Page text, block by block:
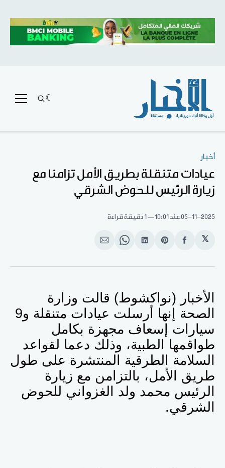
أخبار
عيادات متنقلة بطريق الأمل تزامنا مع
زيارة الرئيس للحوض الشرقي
05-11-2025عند 10:01 1 دقيقة قراءة
𝕏
انشر
الفيسبوك
Share
Pinterest
انشر
لينكد
Share
WhatsApp
انشر
الإيميل
الأخبار (نواكشوط) قالت وزارة
الصحة إنها أرسلت عيادات متنقلة
و9
سيارات إسعاف مجهزة بكامل
طواقمها الطبية، وذلك دعما لقواعد
السلامة الطرقية المنتشرة على طول
طريق الأمل، بالتزامن مع زيارة
الرئيس محمد ولد الغزواني للحوض
الشرقي.